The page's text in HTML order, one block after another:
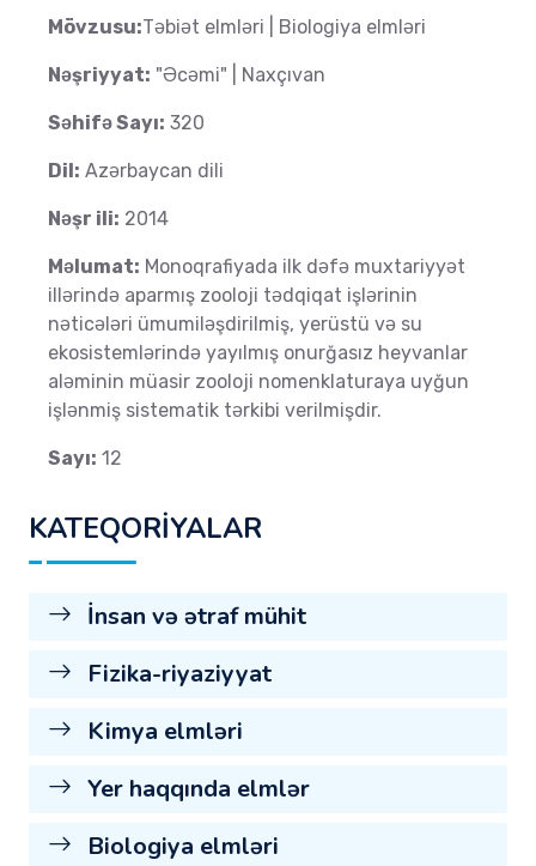
Mövzusu:Təbiət elmləri | Biologiya elmləri
Nəşriyyat: "Əcəmi" | Naxçıvan
Səhifə Sayı: 320
Dil: Azərbaycan dili
Nəşr ili: 2014
Məlumat: Monoqrafiyada ilk dəfə muxtariyyət
illərində aparmış zooloji tədqiqat işlərinin
nəticələri ümumiləşdirilmiş, yerüstü və su
ekosistemlərində yayılmış onurğasız heyvanlar
aləminin müasir zooloji nomenklaturaya uyğun
işlənmiş sistematik tərkibi verilmişdir.
Sayı: 12
KATEQORİYALAR
İnsan və ətraf mühit
Fizika-riyaziyyat
Kimya elmləri
Yer haqqında elmlər
Biologiya elmləri